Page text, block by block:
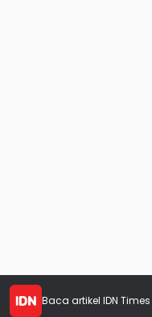
Baca artikel IDN Times